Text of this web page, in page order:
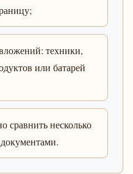
техники,
или батарей
сравнить несколько